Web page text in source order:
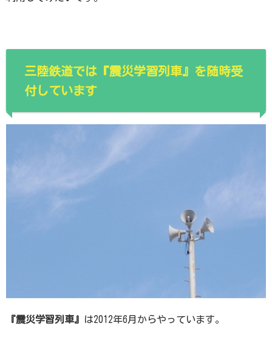
三陸鉄道では『震災学習列車』を随時受
付しています
『震災学習列車』 は2012年6月からやっています。